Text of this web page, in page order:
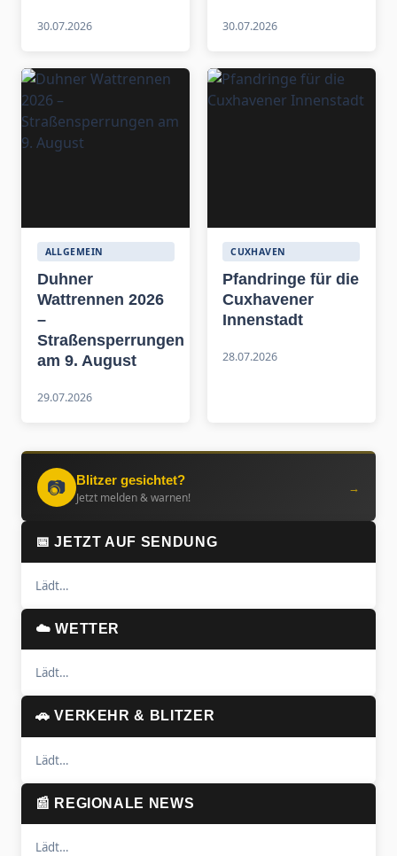
30.07.2026 30.07.2026
ALLGEMEIN
Duhner
Wattrennen 2026
–
Straßensperrungen
am 9. August
29.07.2026
CUXHAVEN
Pfandringe für die
Cuxhavener
Innenstadt
28.07.2026
📷
Blitzer gesichtet?
Jetzt melden & warnen!
→
📅 JETZT AUF SENDUNG
Lädt…
☁️ WETTER
Lädt…
🚗 VERKEHR & BLITZER
Lädt…
📰 REGIONALE NEWS
Lädt…